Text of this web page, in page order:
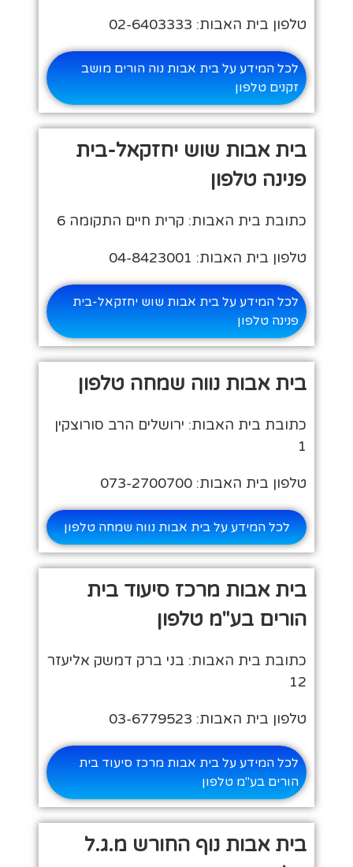
טלפון בית האבות: 02-6403333
לכל המידע על בית אבות נוה הורים מושב
זקנים טלפון
בית אבות שוש יחזקאל-בית
פנינה טלפון
כתובת בית האבות: קרית חיים התקומה 6
טלפון בית האבות: 04-8423001
לכל המידע על בית אבות שוש יחזקאל-בית
פנינה טלפון
בית אבות נווה שמחה טלפון
כתובת בית האבות: ירושלים הרב סורוצקין
1
טלפון בית האבות: 073-2700700
לכל המידע על בית אבות נווה שמחה טלפון
בית אבות מרכז סיעוד בית
הורים בע"מ טלפון
כתובת בית האבות: בני ברק דמשק אליעזר
12
טלפון בית האבות: 03-6779523
לכל המידע על בית אבות מרכז סיעוד בית
הורים בע"מ טלפון
בית אבות נוף החורש מ.ג.ל